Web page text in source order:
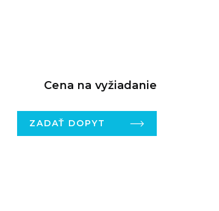
Cena na vyžiadanie
ZADAŤ DOPYT